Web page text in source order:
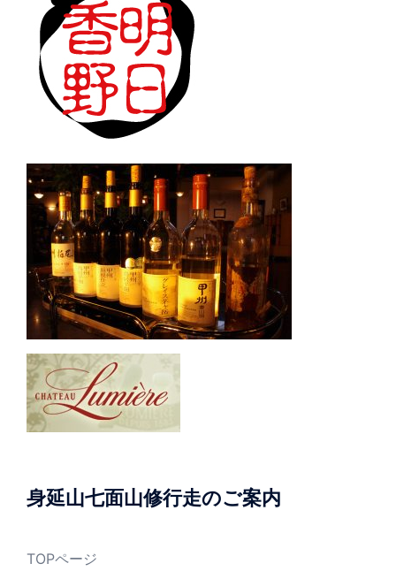
身延山七面山修行走のご案内
TOPページ